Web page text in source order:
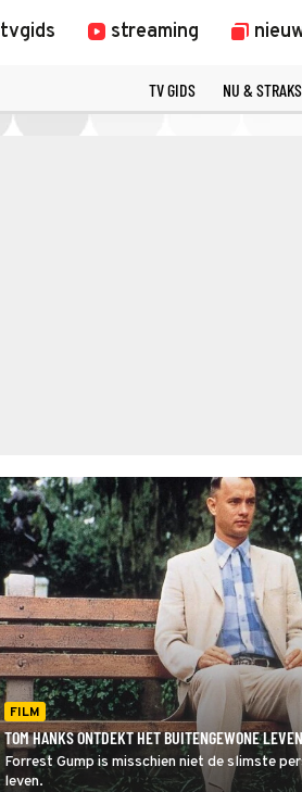
tvgids streaming
TV GIDS NU & STRAKS
FILM
TOM HANKS ONTDEKT HET BUITENGEWONE
Forrest Gump is misschien niet de slimste
leven.